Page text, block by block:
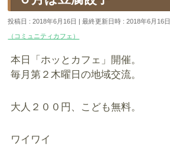
投稿日 : 2018年6月16日 最終更新日時 : 2018年6月16日
（コミュニティカフェ）
本日「ホッとカフェ」開催。
毎月第２木曜日の地域交流。
大人２００円、こども無料。
ワイワイ